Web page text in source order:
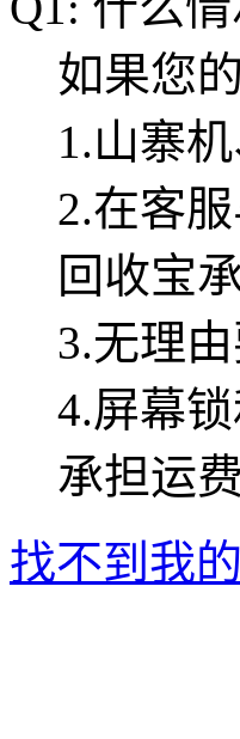
如果您
1.山寨
2.在客
回收宝
3.无理
4.屏幕
承担运费
找不到我